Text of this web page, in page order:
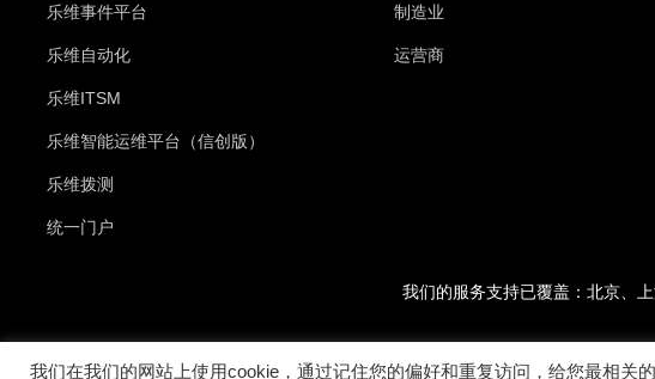
乐维事件平台
乐维自动化
乐维ITSM
乐维智能运维平台（信创版）
乐维拨测
统一门户
制造业
运营商
我们的服务支持已覆盖：北京、
我们在我们的网站上使用cookie，通过记住您的偏好和重复访问，给您最相关